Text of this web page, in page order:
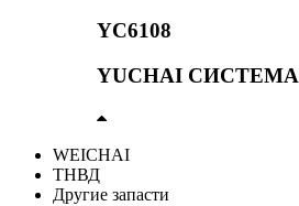
YC6108
YUCHAI СИСТЕМА
WEICHAI
ТНВД
Другие запасти